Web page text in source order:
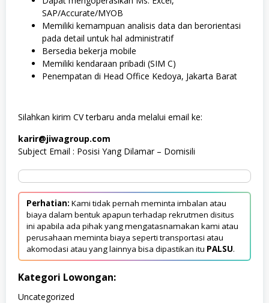
SAP/Accurate/MYOB
Memiliki kemampuan analisis data dan berorientasi
pada detail untuk hal administratif
Bersedia bekerja mobile
Memiliki kendaraan pribadi (SIM C)
Penempatan di Head Office Kedoya, Jakarta Barat
Silahkan kirim CV terbaru anda melalui email ke:
karir@jiwagroup.com
Subject Email : Posisi Yang Dilamar – Domisili
Perhatian: Kami tidak pernah meminta imbalan atau
biaya dalam bentuk apapun terhadap rekrutmen disitus
ini apabila ada pihak yang mengatasnamakan kami atau
perusahaan meminta biaya seperti transportasi atau
akomodasi atau yang lainnya bisa dipastikan itu PALSU.
Kategori Lowongan:
Uncategorized